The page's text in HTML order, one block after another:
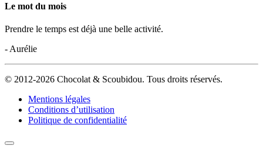
Le mot du mois
Prendre le temps est déjà une belle activité.
- Aurélie
© 2012-2026 Chocolat & Scoubidou. Tous droits réservés.
Mentions légales
Conditions d’utilisation
Politique de confidentialité